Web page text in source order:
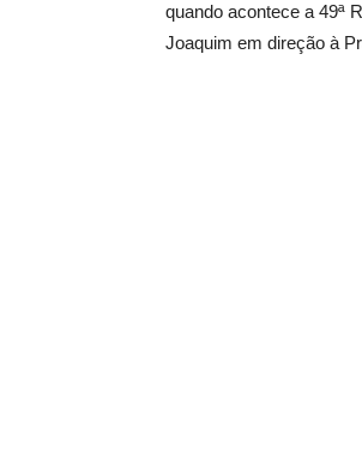
quando acontece a 49ª
Joaquim em direção à